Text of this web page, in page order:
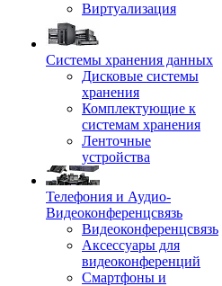
Виртуализация
Системы хранения данных
Дисковые системы
хранения
Комплектующие к
системам хранения
Ленточные
устройства
Телефония и Аудио-
Видеоконференцсвязь
Видеоконференцсвязь
Аксессуары для
видеоконференций
Смартфоны и